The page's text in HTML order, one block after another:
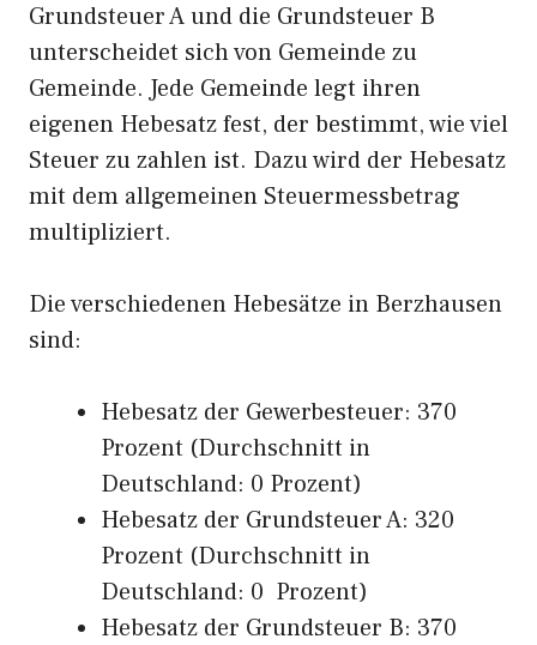
Grundsteuer A und die Grundsteuer B
unterscheidet sich von Gemeinde zu
Gemeinde. Jede Gemeinde legt ihren
eigenen Hebesatz fest, der bestimmt, wie viel
Steuer zu zahlen ist. Dazu wird der Hebesatz
mit dem allgemeinen Steuermessbetrag
multipliziert.
Die verschiedenen Hebesätze in Berzhausen
sind:
Hebesatz der Gewerbesteuer: 370
Prozent (Durchschnitt in
Deutschland: 0 Prozent)
Hebesatz der Grundsteuer A: 320
Prozent (Durchschnitt in
Deutschland: 0 Prozent)
Hebesatz der Grundsteuer B: 370